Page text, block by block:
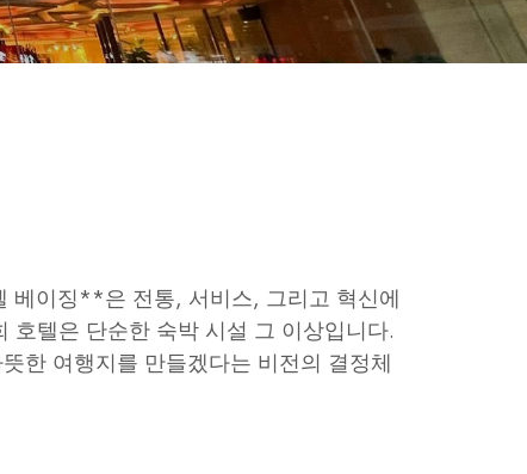
베이징**은 전통, 서비스, 그리고 혁신에
텔은 단순한 숙박 시설 그 이상입니다.
한 여행지를 만들겠다는 비전의 결정체